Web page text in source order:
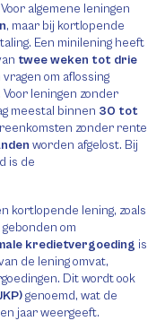
algemene leningen
, maar bij kortlopende
Een minilening heeft
twee weken tot drie
om aflossing
. Voor leningen zonder
meestal binnen 30 tot
zonder rente
worden afgelost. Bij
is de
kortlopende lening, zoals
om
kredietvergoeding is
de lening omvat,
Dit wordt ook
genoemd, wat de
jaar weergeeft.